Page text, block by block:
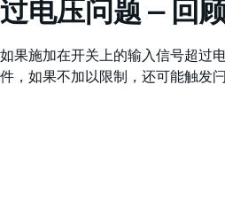
过电压问题 — 回
如果施加在开关上的输入信号超过
件，如果不加以限制，还可能触发闩